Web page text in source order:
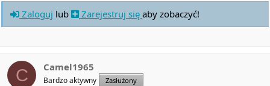
Zaloguj lub Zarejestruj się aby zobaczyć!
C Camel1965
Bardzo aktywny Zasłużony